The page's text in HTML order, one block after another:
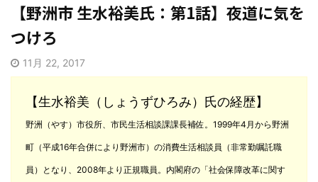
【野洲市 生水裕美氏：第1話】夜道に気を
つけろ
11月 22, 2017
【生水裕美（しょうずひろみ）氏の経歴】
野洲（やす）市役所、市民生活相談課課長補佐。1999年4月から野洲
町（平成16年合併により野洲市）の消費生活相談員（非常勤嘱託職
員）となり、2008年より正規職員。内閣府の「社会保障改革に関す